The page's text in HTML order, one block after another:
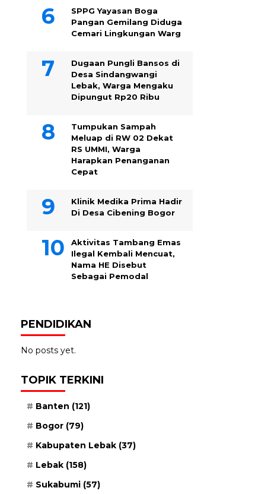
SPPG Yayasan Boga
Pangan Gemilang Diduga
Cemari Lingkungan Warg
Dugaan Pungli Bansos di
Desa Sindangwangi
Lebak, Warga Mengaku
Dipungut Rp20 Ribu
Tumpukan Sampah
Meluap di RW 02 Dekat
RS UMMI, Warga
Harapkan Penanganan
Cepat
Klinik Medika Prima Hadir
Di Desa Cibening Bogor
Aktivitas Tambang Emas
Ilegal Kembali Mencuat,
Nama HE Disebut
Sebagai Pemodal
PENDIDIKAN
No posts yet.
TOPIK TERKINI
Banten (121)
Bogor (79)
Kabupaten Lebak (37)
Lebak (158)
Sukabumi (57)